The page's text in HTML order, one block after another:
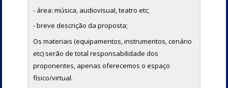
- área: música, audiovisual, teatro etc;
- breve descrição da proposta;
Os materiais (equipamentos, instrumentos, cenário
etc) serão de total responsabilidade dos
proponentes, apenas oferecemos o espaço
físico/virtual.